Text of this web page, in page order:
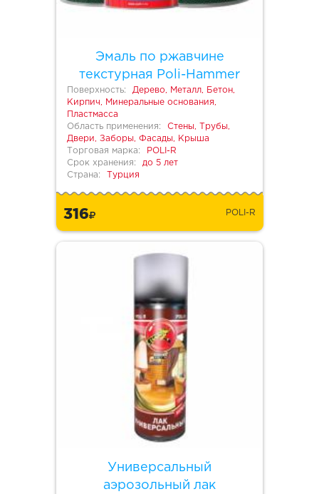
Эмаль по ржавчине
текстурная Poli-Hammer
Поверхность:
Дерево, Металл, Бетон,
Кирпич, Минеральные основания,
Пластмасса
Область применения:
Стены, Трубы,
Двери, Заборы, Фасады, Крыша
Торговая марка:
POLI-R
Срок хранения:
до 5 лет
Страна:
Турция
316 POLI-R
Универсальный
аэрозольный лак